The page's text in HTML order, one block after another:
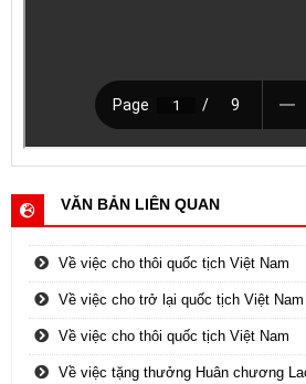
VĂN BẢN LIÊN QUAN
Về việc cho thôi quốc tịch Việt Nam
Về việc cho trở lại quốc tịch Việt Nam
Về việc cho thôi quốc tịch Việt Nam
Về việc tặng thưởng Huân chương